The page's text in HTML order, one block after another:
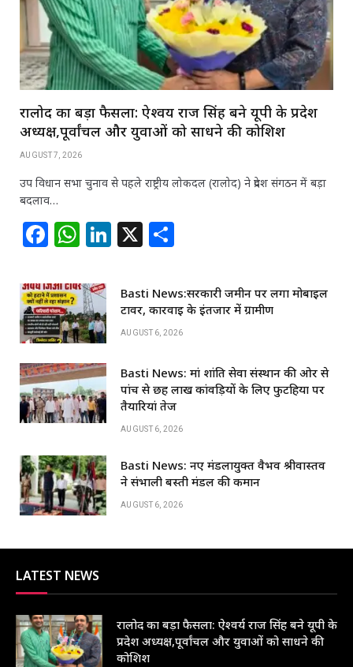
रालोद का बड़ा फैसला: ऐश्वर्य राज सिंह बने यूपी के प्रदेश
अध्यक्ष,पूर्वांचल और युवाओं को साधने की कोशिश
AUGUST 7, 2026
उप विधान सभा चुनाव से पहले राष्ट्रीय लोकदल (रालोद) ने प्रदेश संगठन में बड़ा
बदलाव…
F
c
e
b
o
o
k
W
at
s
A
p
p
Li
k
e
dI
n
X
ar
e
Basti News:सरकारी जमीन पर लगा मोबाइल
टावर, कार्रवाई के इंतजार में ग्रामीण
AUGUST 6, 2026
Basti News: मां शांति सेवा संस्थान की ओर से
पांच से छह लाख कांवड़ियों के लिए फुटहिया पर
तैयारियां तेज
AUGUST 6, 2026
Basti News: नए मंडलायुक्त वैभव श्रीवास्तव
ने संभाली बस्ती मंडल की कमान
AUGUST 6, 2026
LATEST NEWS
रालोद का बड़ा फैसला: ऐश्वर्य राज सिंह बने यूपी के
प्रदेश अध्यक्ष,पूर्वांचल और युवाओं को साधने की
कोशिश